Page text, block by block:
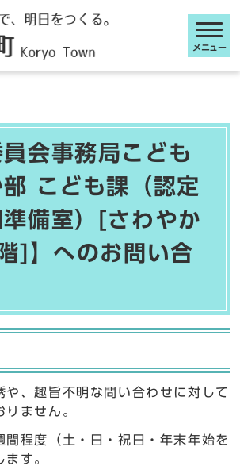
メニュー
員会事務局こども
こども課（認定
準備室）[さわやか
]】へのお問い合
や、趣旨不明な問い合わせに対して
ません。
間程度（土・日・祝日・年末年始を
す。